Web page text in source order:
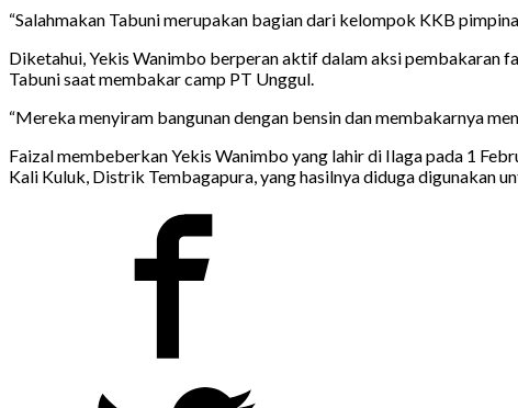
“Salahmakan Tabuni merupakan bagian dari kelompok KKB
Diketahui, Yekis Wanimbo berperan aktif dalam aksi pembakaran
Tabuni saat membakar camp PT Unggul.
“Mereka menyiram bangunan dengan bensin dan membakarnya
Faizal membeberkan Yekis Wanimbo yang lahir di Ilaga pada 1
Kali Kuluk, Distrik Tembagapura, yang hasilnya diduga digunakan